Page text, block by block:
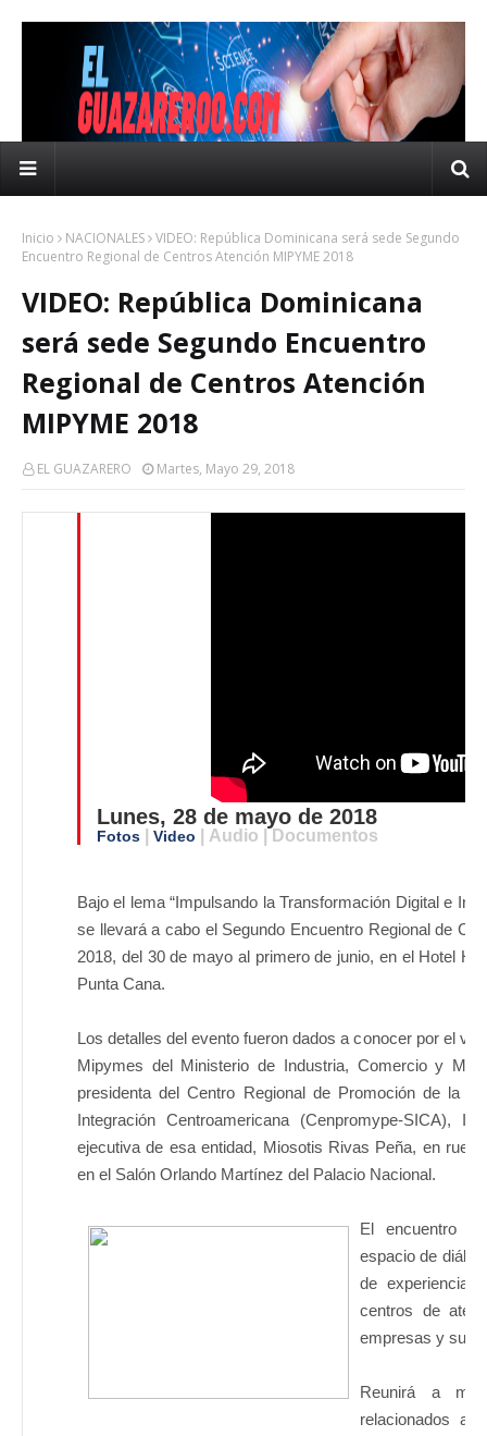
Inicio NACIONALES VIDEO: República Dominicana será sede Segundo
Encuentro Regional de Centros Atención MIPYME 2018
VIDEO: República Dominicana
será sede Segundo Encuentro
Regional de Centros Atención
MIPYME 2018
EL GUAZARERO Martes, Mayo 29, 2018
Lunes, 28 de mayo de 2018
Fotos Video | Audio | Documentos
Bajo el lema “Impulsando la Transformación Digital e
se llevará a cabo el Segundo Encuentro Regional de
2018, del 30 de mayo al primero de junio, en el Hotel
Punta Cana.
Los detalles del evento fueron dados a conocer por el
Mipymes del Ministerio de Industria, Comercio y
presidenta del Centro Regional de Promoción de la
Integración Centroamericana (Cenpromype-SICA),
ejecutiva de esa entidad, Miosotis Rivas Peña, en
en el Salón Orlando Martínez del Palacio Nacional.
El encuentro
espacio de
de
centros de
empresas y sus
Reunirá a
relacionados a